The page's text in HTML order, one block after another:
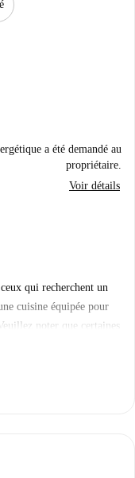
a été demandé au
propriétaire.
Voir détails
qui recherchent un
cuisine équipée pour
noter que certaines
et qu'une connexion
faisant de ce quartier